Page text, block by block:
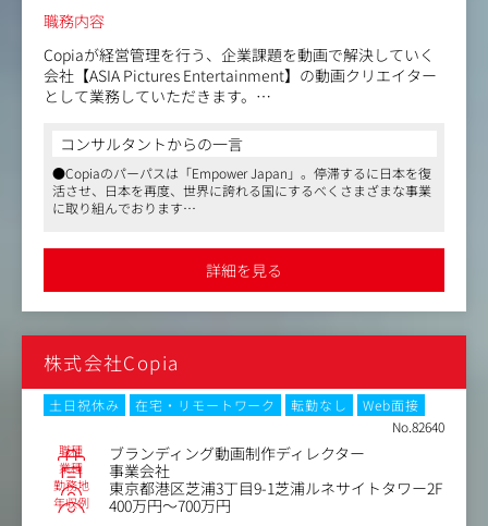
職務内容
Copiaが経営管理を行う、企業課題を動画で解決していく
会社【ASIA Pictures Entertainment】の動画クリエイター
として業務していただきます。
〈具体的には〉
・動画の編集作業 および整音、効果音などのMA作業
・マーケティングや広告に基づいたデザイン
・社内調整
・裁量が大きく、アイデアを活かせる環境
つくる面白さがあります。
・変革の時代の中で柔軟に新しい考えを取り入れ、挑戦で
きる環境
コンサルタントからの一言
●Copiaのパーパスは「Empower Japan」。停滞するに日本を復
活させ、日本を再度、世界に誇れる国にするべくさまざまな事業
に取り組んでおります
●週2日リモート可能、残業月20時間程度、年間休日130日など柔
詳細を見る
株式会社Copia
土日祝休み 在宅・リモートワーク 転勤なし
Web面接
No.82640
職種 ブランディング動画制作ディレクター
業種 事業会社
勤務地 東京都港区芝浦3丁目9-1芝浦ルネサイトタワー2F
年収例
400万円～700万円